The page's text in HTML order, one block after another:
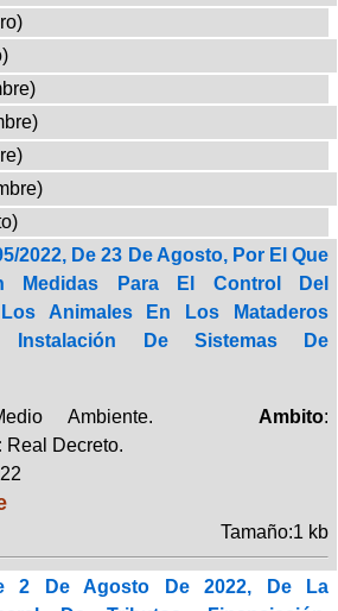
2022, De 23 De Agosto, Por El Que
Medidas Para El Control Del
Animales En Los Mataderos
Instalación De Sistemas De
Ambiente. Ambito:
Real Decreto.
Tamaño:1 kb
2 De Agosto De 2022, De La